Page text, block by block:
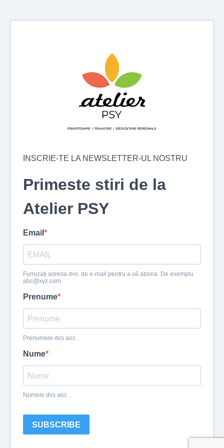
INSCRIE-TE LA NEWSLETTER-UL NOSTRU
Primeste stiri de la
Atelier PSY
Email
Furnizați adresa dvs. de e-mail pentru a vă abona. De exemplu
abc@xyz.com
Prenume
Prenumele dvs aici.
Nume
Numele dvs aici.
SUBSCRIBE